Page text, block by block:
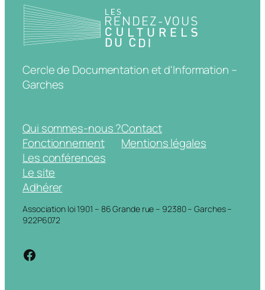
Cercle de Documentation et d'Information –
Garches
Qui sommes-nous ?
Fonctionnement
Les conférences
Le site
Adhérer
Contact
Mentions légales
Association loi 1901 – 86 Grande rue – 92380 – Garches –
922P6072
https://www.facebook.com/